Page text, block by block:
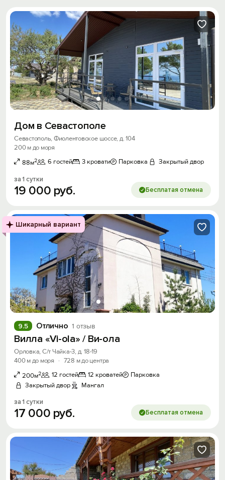
Дом в Севастополе
Севастополь, Фиолентовское шоссе, д. 104
200 м до моря
88м2 6 гостей 3 кровати Парковка Закрытый двор
за 1 сутки
19 000 руб. Бесплатая отмена
Шикарный вариант
Отлично 1 отзыв
9.5
Вилла «Vi-ola» / Ви-ола
Орловка, С/т Чайка-3, д. 18-19
400 м до моря
· 728 м до центра
200м2 12 гостей 12 кроватей
Парковка
Закрытый двор
Мангал
за 1 сутки
17 000 руб. Бесплатая отмена